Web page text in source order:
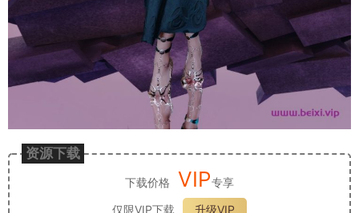
资源下载
下载价格 VIP专享
仅限VIP下载
升级VIP